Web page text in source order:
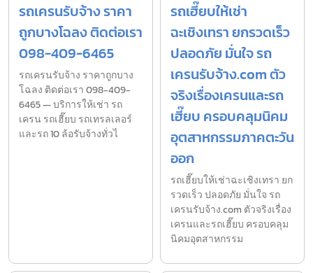
รถเครนรับจ้าง ราคา
ถูกบางโฉลง ติดต่อเรา
098-409-6465
รถเครนรับจ้าง ราคาถูกบาง
โฉลง ติดต่อเรา 098-409-
6465 — บริการให้เช่า รถ
เครน รถเฮี๊ยบ รถเทรลเลอร์
และรถ 10 ล้อรับจ้างทั่วไ
รถเฮี๊ยบให้เช่า
ฉะเชิงเทรา ยกรวดเร็ว
ปลอดภัย มั่นใจ รถ
เครนรับจ้าง.com ตัว
จริงเรื่องเครนและรถ
เฮี๊ยบ ครอบคลุมนิคม
อุตสาหกรรมภาคตะวัน
ออก
รถเฮี๊ยบให้เช่าฉะเชิงเทรา ยก
รวดเร็ว ปลอดภัย มั่นใจ รถ
เครนรับจ้าง.com ตัวจริงเรื่อง
เครนและรถเฮี๊ยบ ครอบคลุม
นิคมอุตสาหกรรม